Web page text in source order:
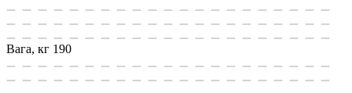
Вага, кг 190